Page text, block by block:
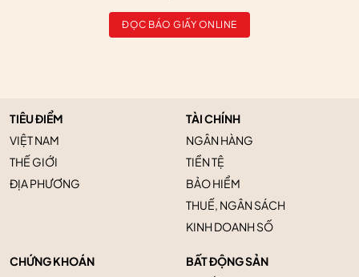
ĐỌC BÁO GIẤY ONLINE
TIÊU ĐIỂM
VIỆT NAM
THẾ GIỚI
ĐỊA PHƯƠNG
TÀI CHÍNH
NGÂN HÀNG
TIỀN TỆ
BẢO HIỂM
THUẾ, NGÂN SÁCH
KINH DOANH SỐ
CHỨNG KHOÁN
BẤT ĐỘNG SẢN